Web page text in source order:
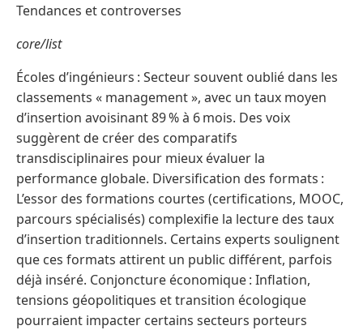
Tendances et controverses
core/list
Écoles d’ingénieurs : Secteur souvent oublié dans les
classements « management », avec un taux moyen
d’insertion avoisinant 89 % à 6 mois. Des voix
suggèrent de créer des comparatifs
transdisciplinaires pour mieux évaluer la
performance globale. Diversification des formats :
L’essor des formations courtes (certifications, MOOC,
parcours spécialisés) complexifie la lecture des taux
d’insertion traditionnels. Certains experts soulignent
que ces formats attirent un public différent, parfois
déjà inséré. Conjoncture économique : Inflation,
tensions géopolitiques et transition écologique
pourraient impacter certains secteurs porteurs